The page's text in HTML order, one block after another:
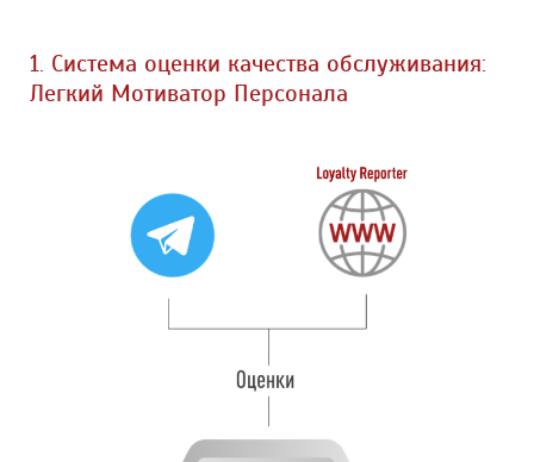
1. Система оценки качества обслуживания:
Легкий Мотиватор Персонала